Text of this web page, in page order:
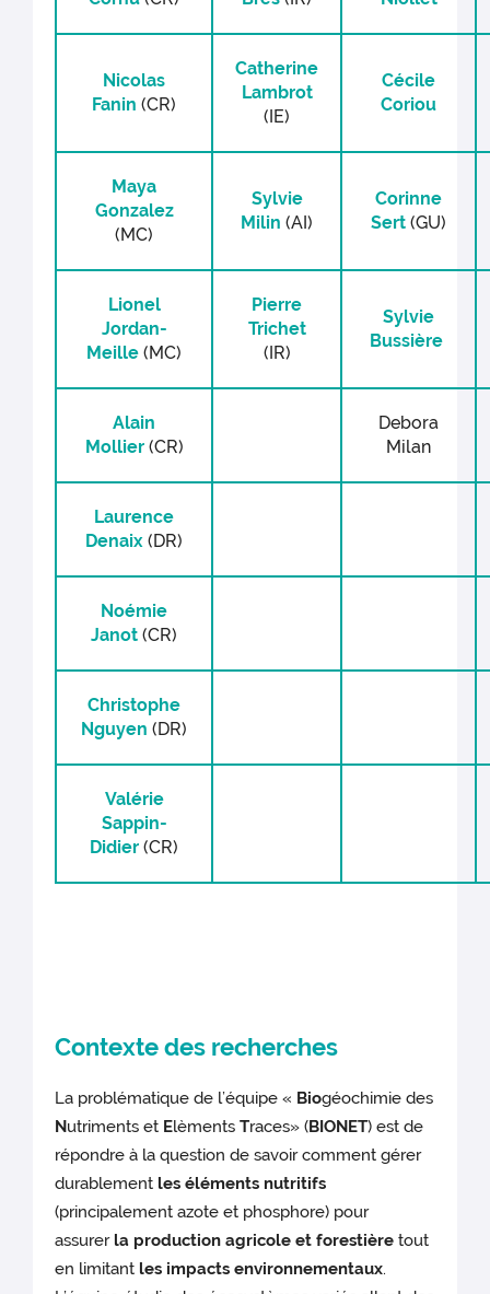
Nicolas
Fanin (CR)
Catherine
Lambrot
(IE)
Cécile
Coriou
Maya
Gonzalez
(MC)
Sylvie
Milin (AI)
Corinne
Sert(GU)
Lionel
Jordan-
Meille (MC)
Pierre
Trichet
(IR)
Sylvie
Bussière
Alain
Mollier(CR)
Debora
Milan
Laurence
Denaix (DR)
Noémie
Janot(CR)
Christophe
Nguyen (DR)
Valérie
Sappin-
Didier (CR)
Contexte des recherches
La problématique de l’équipe « Biogéochimie des
Nutriments et ElèmentsTraces» (BIONET) est de
répondre à la question de savoir comment gérer
durablement les éléments nutritifs
(principalement azote et phosphore) pour
assurerla production agricole et forestière tout
en limitant les impacts environnementaux.